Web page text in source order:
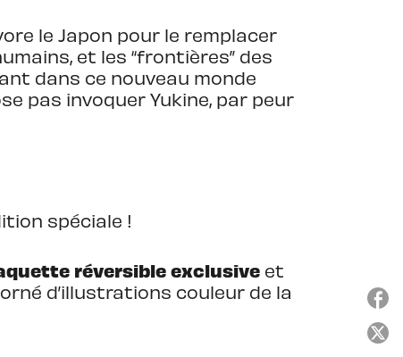
le Japon pour le remplacer
et les “frontières” des
dans ce nouveau monde
pas invoquer Yukine, par peur
spéciale !
réversible exclusive et
d’illustrations couleur de la